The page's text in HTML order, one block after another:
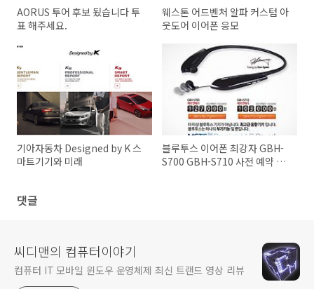
AORUS 투어 후보 됬습니다 투
표 해주세요.
웨스톤 어드벤처 알파 커스텀 아
웃도어 이어폰 응모
기아자동차 Designed by K 스
마트기기와 미래
블루투스 이어폰 최강자 GBH-
S700 GBH-S710 사전 예약 이
댓글
씨디맨의 컴퓨터이야기
컴퓨터 IT 모바일 윈도우 운영체제 최신 트랜드 영상 리뷰